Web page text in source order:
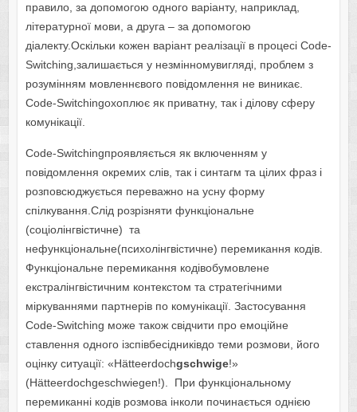
правило, за допомогою одного варіанту, наприклад,
літературної мови, а друга – за допомогою
діалекту.Оскільки кожен варіант реалізації в процесі Code-
Switching,залишається у незмінномувигляді, проблем з
розумінням мовленнєвого повідомлення не виникає.
Code-Switchingохоплює як приватну, так і ділову сферу
комунікації.
Code-Switchingпроявляється як включенням у
повідомлення окремих слів, так і синтагм та цілих фраз і
розповсюджується переважно на усну форму
спілкування.Слід розрізняти функціональне
(соціолінгвістичне) та
нефункціональне(психолінгвістичне) перемикання кодів.
Функціональне перемикання кодівобумовлене
екстралінгвістичним контекстом та стратегічними
міркуваннями партнерів по комунікації. Застосування
Code-Switching може також свідчити про емоційне
ставлення одного ізспівбесідниківдо теми розмови, його
оцінку ситуації: «Hätteerdochgschwige!»
(Hätteerdochgeschwiegen!). При функціональному
перемиканні кодів розмова інколи починається однією